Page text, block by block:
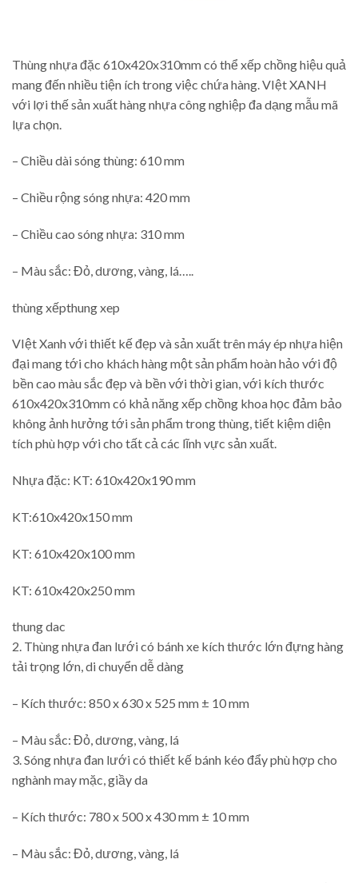
Thùng nhựa đặc 610x420x310mm có thể xếp chồng hiệu quả
mang đến nhiều tiện ích trong việc chứa hàng. VIệt XANH
với lợi thế sản xuất hàng nhựa công nghiệp đa dạng mẫu mã
lựa chọn.
– Chiều dài sóng thùng: 610 mm
– Chiều rộng sóng nhựa: 420 mm
– Chiều cao sóng nhựa: 310 mm
– Màu sắc: Đỏ, dương, vàng, lá…..
thùng xếpthung xep
VIệt Xanh với thiết kế đẹp và sản xuất trên máy ép nhựa hiện
đại mang tới cho khách hàng một sản phẩm hoàn hảo với độ
bền cao màu sắc đẹp và bền với thời gian, với kích thước
610x420x310mm có khả năng xếp chồng khoa học đảm bảo
không ảnh hưởng tới sản phẩm trong thùng, tiết kiệm diện
tích phù hợp với cho tất cả các lĩnh vực sản xuất.
Nhựa đặc: KT: 610x420x190 mm
KT:610x420x150 mm
KT: 610x420x100 mm
KT: 610x420x250 mm
thung dac
2. Thùng nhựa đan lưới có bánh xe kích thước lớn đựng hàng
tải trọng lớn, di chuyển dễ dàng
– Kích thước: 850 x 630 x 525 mm ± 10 mm
– Màu sắc: Đỏ, dương, vàng, lá
3. Sóng nhựa đan lưới có thiết kế bánh kéo đẩy phù hợp cho
nghành may mặc, giầy da
– Kích thước: 780 x 500 x 430 mm ± 10 mm
– Màu sắc: Đỏ, dương, vàng, lá